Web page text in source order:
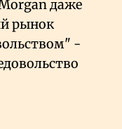
даже
рынок
-